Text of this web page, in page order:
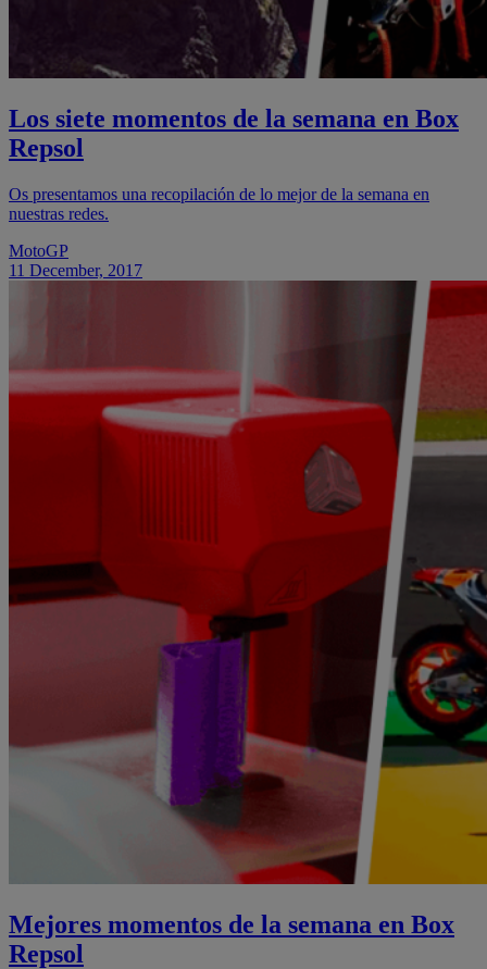
Los siete momentos de la semana en Box
Repsol
Os presentamos una recopilación de lo mejor de la semana en
nuestras redes.
MotoGP
11 December, 2017
Mejores momentos de la semana en Box
Repsol